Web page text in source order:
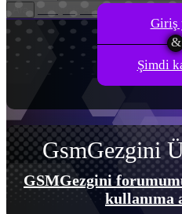
Ara Gelişmiş Arama…
Giriş
Şimdi
GsmGezgini
GSMGezgini
kullanıma